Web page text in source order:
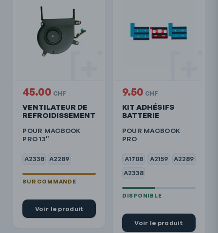
VENTILATEUR DE
REFROIDISSEMENT
POUR MACBOOK
PRO 13″
A2338 A2289
45.00 CHF
Voir le produit
KIT ADHÉSIFS
BATTERIE
POUR MACBOOK
PRO
A1708 A2159
A2289
A2338
9.50 CHF
Voir le produit